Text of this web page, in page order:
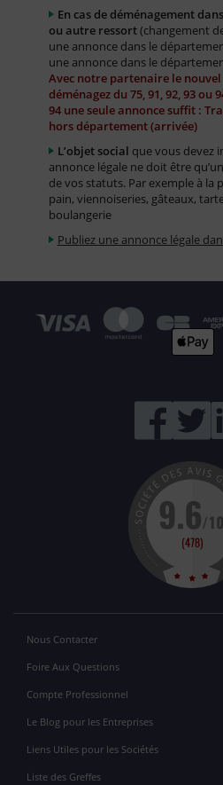
En cas de déménagement
ou autre ressort(changement
une annonce dans le
une annonce dans le
Avec notre partenaire le nouvel
déménagez du 75, 91, 92, 93 ou
94 une seule annonce suffit :
hors département (arrivée)
L’objet social que vous devez
annonce légale ne doit être
de vos statuts. Par exemple à la
pain, viennoiseries, gâteaux,
boulangerie
Publiez une annonce légale
Nous Contacter
Foire Aux Questions
Compte Professionnel
Le Blog pour les Entreprises
Liens Utiles pour les Sociétés
Liste des Greffes